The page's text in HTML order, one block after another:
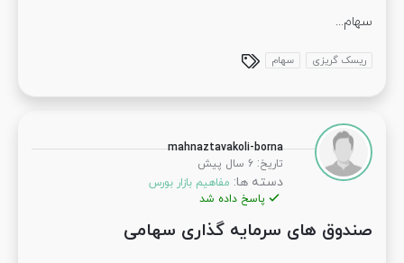
سهام...
ریسک گریزی سهام
mahnaztavakoli-borna
تاریخ: 6 سال پیش
دسته ها: مفاهیم بازار بورس
پاسخ داده شد
صندوق های سرمایه گذاری سهامی